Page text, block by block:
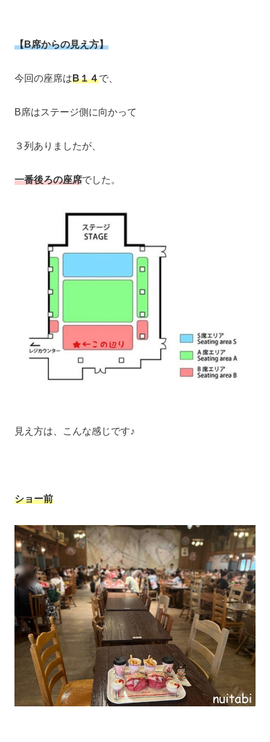
【B席からの見え方】
今回の座席はB１４で、
B席はステージ側に向かって
３列ありましたが、
一番後ろの座席でした。
見え方は、こんな感じです♪
ショー前